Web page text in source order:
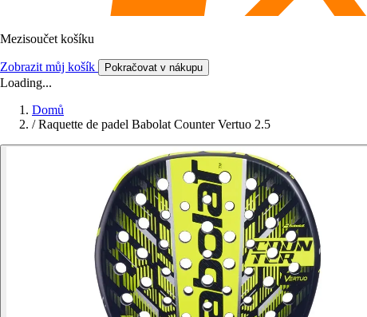
Mezisoučet košíku
Zobrazit můj košík Pokračovat v nákupu
Loading...
Domů
/ Raquette de padel Babolat Counter Vertuo 2.5